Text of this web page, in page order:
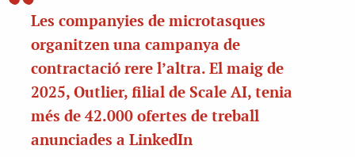
Les companyies de microtasques
organitzen una campanya de
contractació rere l’altra. El maig de
2025, Outlier, filial de Scale AI, tenia
més de 42.000 ofertes de treball
anunciades a LinkedIn